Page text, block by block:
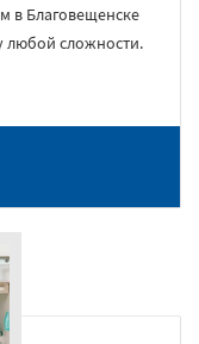
в Благовещенске
любой сложности.